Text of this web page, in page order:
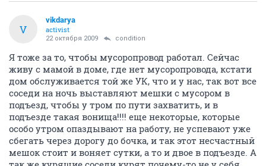
НГС.Форум Недвижимость Новостройки
КМСС на Бориса Богаткова (Лежена, 6)
544153 2369